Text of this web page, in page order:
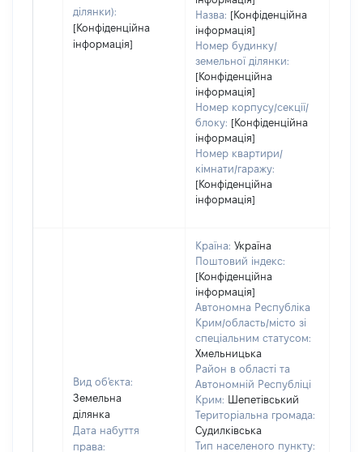
ділянки):
[Конфіденційна
інформація]
Назва: [Конфіденційна
інформація]
Номер будинку/
земельної ділянки:
[Конфіденційна
інформація]
Номер корпусу/секції/
блоку: [Конфіденційна
інформація]
Номер квартири/
кімнати/гаражу:
[Конфіденційна
інформація]
Вид об'єкта:
Земельна
ділянка
Дата набуття
права:
Країна: Україна
Поштовий індекс:
[Конфіденційна
інформація]
Автономна Республіка
Крим/область/місто зі
спеціальним статусом:
Хмельницька
Район в області та
Автономній Республіці
Крим:
Шепетівський
Територіальна громада:
Судилківська
Тип населеного пункту: